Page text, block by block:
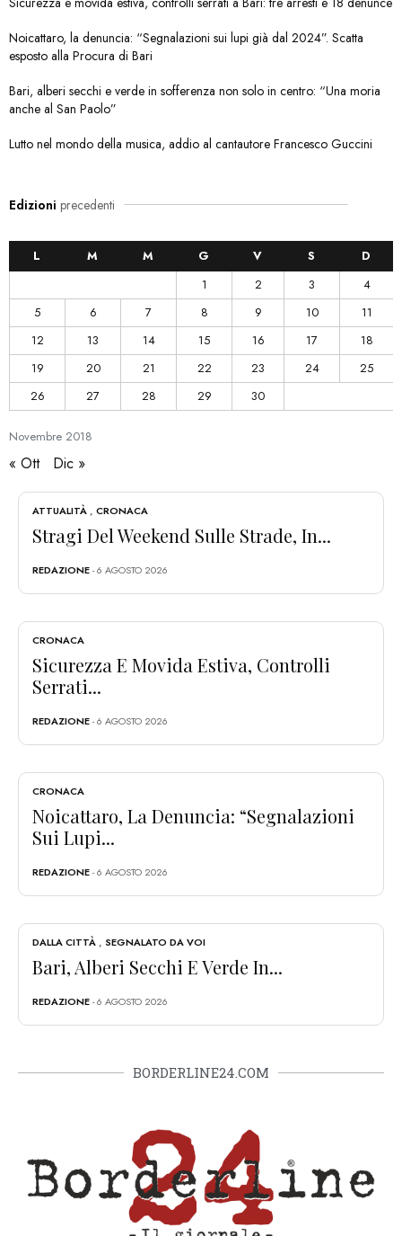
Noicattaro, la denuncia: “Segnalazioni sui lupi già dal 2024”. Scatta
esposto alla Procura di Bari
Bari, alberi secchi e verde in sofferenza non solo in centro: “Una moria
anche al San Paolo”
Lutto nel mondo della musica, addio al cantautore Francesco Guccini
Edizioni precedenti
Novembre 2018
L M M G V S
D
1
2 3
4
5
6 7 8 9 10
11
12
13 14 15 16 17
18
19
20 21 22 23 24
25
26
27 28 29 30
« Ott Dic »
ATTUALITÀ , CRONACA
Stragi Del Weekend Sulle Strade, In...
REDAZIONE- 6 AGOSTO 2026
CRONACA
Sicurezza E Movida Estiva, Controlli
Serrati...
REDAZIONE- 6 AGOSTO 2026
CRONACA
Noicattaro, La Denuncia: “Segnalazioni
Sui Lupi...
REDAZIONE- 6 AGOSTO 2026
DALLA CITTÀ , SEGNALATO DA VOI
Bari, Alberi Secchi E Verde In...
REDAZIONE- 6 AGOSTO 2026
BORDERLINE24.COM